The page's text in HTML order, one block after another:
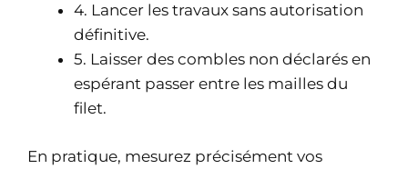
4. Lancer les travaux sans autorisation
définitive.
5. Laisser des combles non déclarés en
espérant passer entre les mailles du
filet.
En pratique, mesurez précisément vos